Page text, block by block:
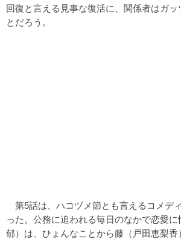
回復と言える見事な復活に、関係者はガッ
とだろう。
第5話は、ハコヅメ節とも言えるコメデ
った。公務に追われる毎日のなかで恋愛
郁）は、ひょんなことから藤（戸田恵梨